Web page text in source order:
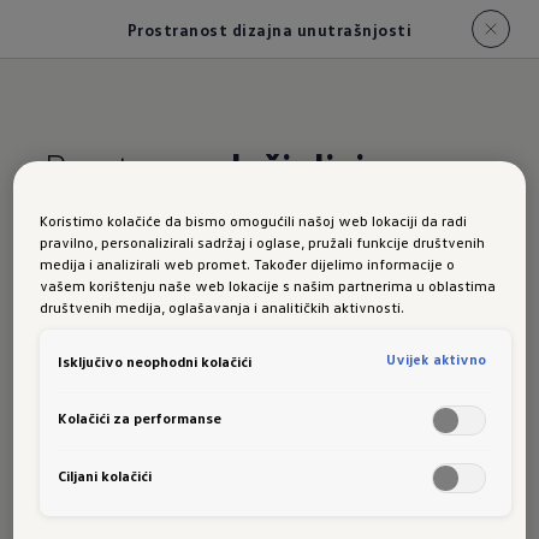
Prostranost dizajna unutrašnjosti
Prostorza doživljaje
ID.5 GTX
Doživite veliku i inteligentno oblikovanu
unutrašnjost koja vam pruža visoku razinu
udobnosti koju ćete moći vidjeti i osjetiti.
coupéa novi ID.5 GTX nudi veliku unutrašnju
sjedenje. Tako se u modelu ID.5 GTX može
Koristimo kolačiće da bismo omogućili našoj web lokaciji da radi
pravilno, personalizirali sadržaj i oglase, pružali funkcije društvenih
medija i analizirali web promet. Također dijelimo informacije o
vašem korištenju naše web lokacije s našim partnerima u oblastima
društvenih medija, oglašavanja i analitičkih aktivnosti.
Isključivo neophodni kolačići Uvijek aktivno
Kolačići za performanse
Ciljani kolačići